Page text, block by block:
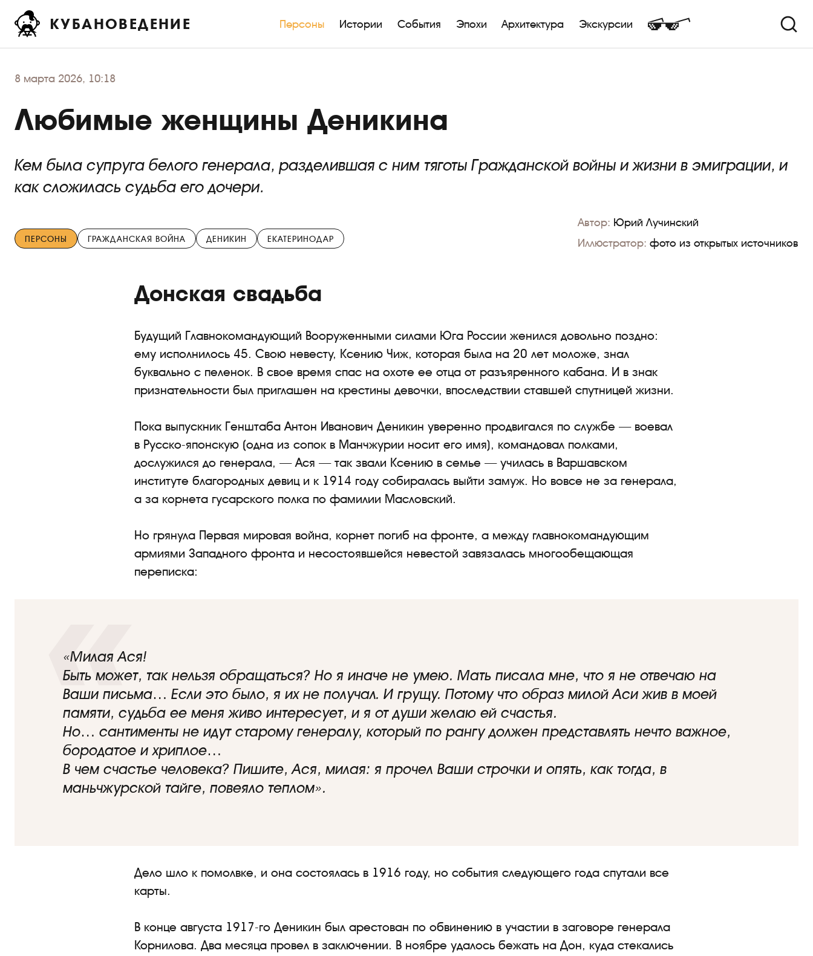
КУБАНОВЕДЕНИЕ Персоны Истории События Эпохи Архитектура Экскурсии
8 марта 2026, 10:18
Любимые женщины Деникина
Кем была супруга белого генерала, разделившая с ним тяготы Гражданской войны и жизни в эмиграции, и
как сложилась судьба его дочери.
ПЕРСОНЫ ГРАЖДАНСКАЯ ВОЙНА ДЕНИКИН ЕКАТЕРИНОДАР
Автор: Юрий Лучинский
Иллюстратор: фото из открытых источников
Донская свадьба
Будущий Главнокомандующий Вооруженными силами Юга России женился довольно поздно:
ему исполнилось 45. Свою невесту, Ксению Чиж, которая была на 20 лет моложе, знал
буквально с пеленок. В свое время спас на охоте ее отца от разъяренного кабана. И в знак
признательности был приглашен на крестины девочки, впоследствии ставшей спутницей жизни.
Пока выпускник Генштаба Антон Иванович Деникин уверенно продвигался по службе — воевал
в Русско-японскую (одна из сопок в Манчжурии носит его имя), командовал полками,
дослужился до генерала, — Ася — так звали Ксению в семье — училась в Варшавском
институте благородных девиц и к 1914 году собиралась выйти замуж. Но вовсе не за генерала,
а за корнета гусарского полка по фамилии Масловский.
Но грянула Первая мировая война, корнет погиб на фронте, а между главнокомандующим
армиями Западного фронта и несостоявшейся невестой завязалась многообещающая
переписка:
«Милая Ася!
Быть может, так нельзя обращаться? Но я иначе не умею. Мать писала мне, что я не отвечаю на
Ваши письма… Если это было, я их не получал. И грущу. Потому что образ милой Аси жив в моей
памяти, судьба ее меня живо интересует, и я от души желаю ей счастья.
Но… сантименты не идут старому генералу, который по рангу должен представлять нечто важное,
бородатое и хриплое…
В чем счастье человека? Пишите, Ася, милая: я прочел Ваши строчки и опять, как тогда, в
маньчжурской тайге, повеяло теплом».
Дело шло к помолвке, и она состоялась в 1916 году, но события следующего года спутали все
карты.
В конце августа 1917-го Деникин был арестован по обвинению в участии в заговоре генерала
Корнилова. Два месяца провел в заключении. В ноябре удалось бежать на Дон, куда стекались